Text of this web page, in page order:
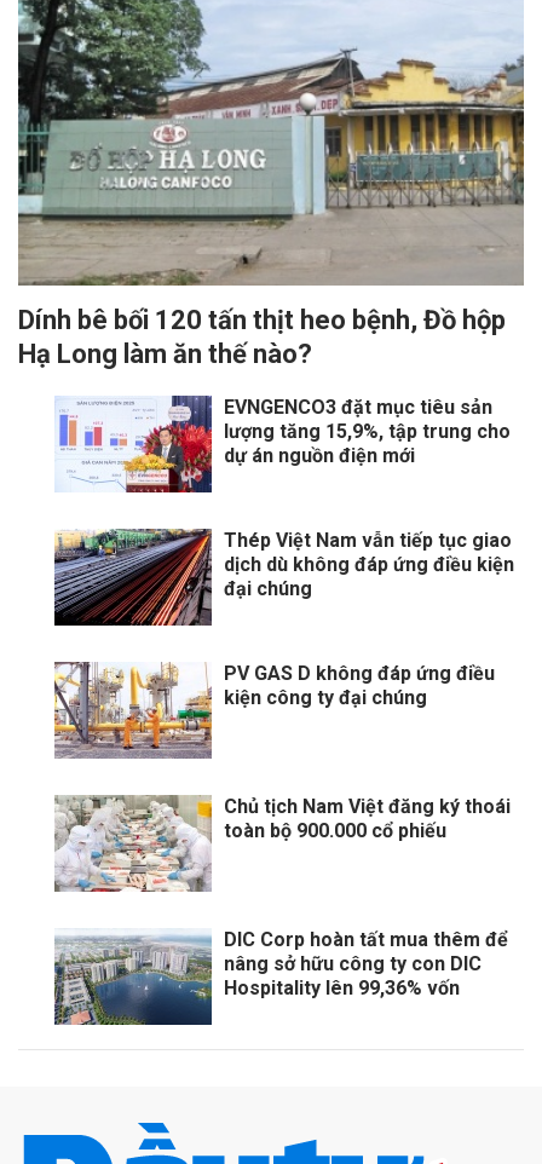
Dính bê bối 120 tấn thịt heo bệnh, Đồ hộp
Hạ Long làm ăn thế nào?
EVNGENCO3 đặt mục tiêu sản
lượng tăng 15,9%, tập trung cho
dự án nguồn điện mới
Thép Việt Nam vẫn tiếp tục giao
dịch dù không đáp ứng điều kiện
đại chúng
PV GAS D không đáp ứng điều
kiện công ty đại chúng
Chủ tịch Nam Việt đăng ký thoái
toàn bộ 900.000 cổ phiếu
DIC Corp hoàn tất mua thêm để
nâng sở hữu công ty con DIC
Hospitality lên 99,36% vốn